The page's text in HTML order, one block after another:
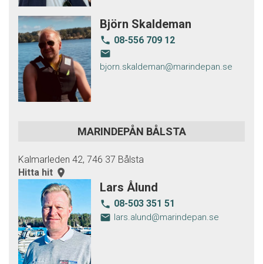
Björn Skaldeman
local_phone 08-556 709 12
email
bjorn.skaldeman@marindepan.se
MARINDEPÅN BÅLSTA
Kalmarleden 42, 746 37 Bålsta
Hitta hit room
Lars Ålund
local_phone 08-503 351 51
email lars.alund@marindepan.se